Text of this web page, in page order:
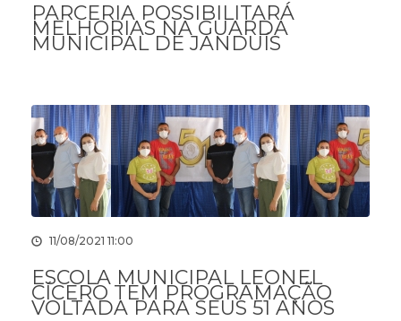
PARCERIA POSSIBILITARÁ
MELHORIAS NA GUARDA
MUNICIPAL DE JANDUÍS
11/08/2021 11:00
ESCOLA MUNICIPAL LEONEL
CÍCERO TEM PROGRAMAÇÃO
VOLTADA PARA SEUS 51 ANOS